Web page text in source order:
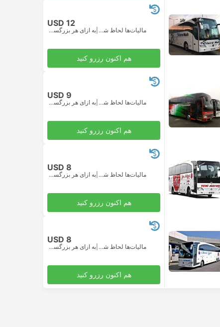
USD 12
مالیات‌ها لحاظ شده | به ازای هر بزرگسال
هم اکنون رزرو کنید
USD 9
مالیات‌ها لحاظ شده | به ازای هر بزرگسال
هم اکنون رزرو کنید
USD 8
مالیات‌ها لحاظ شده | به ازای هر بزرگسال
هم اکنون رزرو کنید
USD 8
مالیات‌ها لحاظ شده | به ازای هر بزرگسال
هم اکنون رزرو کنید